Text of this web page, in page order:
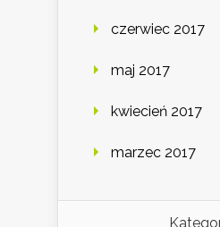
czerwiec 2017
maj 2017
kwiecień 2017
marzec 2017